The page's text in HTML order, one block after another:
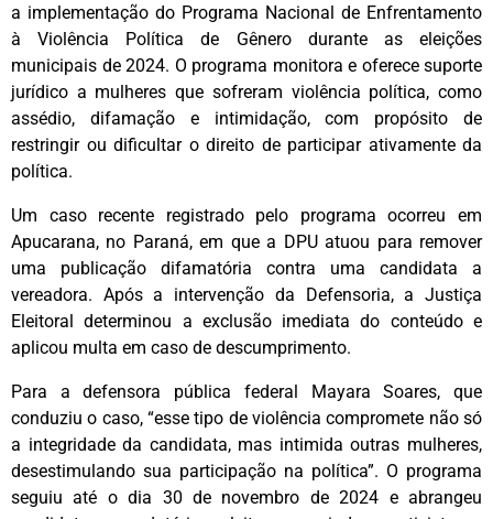
a implementação do Programa Nacional de Enfrentamento
à Violência Política de Gênero durante as eleições
municipais de 2024. O programa monitora e oferece suporte
jurídico a mulheres que sofreram violência política, como
assédio, difamação e intimidação, com propósito de
restringir ou dificultar o direito de participar ativamente da
política.
Um caso recente registrado pelo programa ocorreu em
Apucarana, no Paraná, em que a DPU atuou para remover
uma publicação difamatória contra uma candidata a
vereadora. Após a intervenção da Defensoria, a Justiça
Eleitoral determinou a exclusão imediata do conteúdo e
aplicou multa em caso de descumprimento.
Para a defensora pública federal Mayara Soares, que
conduziu o caso, “esse tipo de violência compromete não só
a integridade da candidata, mas intimida outras mulheres,
desestimulando sua participação na política”. O programa
seguiu até o dia 30 de novembro de 2024 e abrangeu